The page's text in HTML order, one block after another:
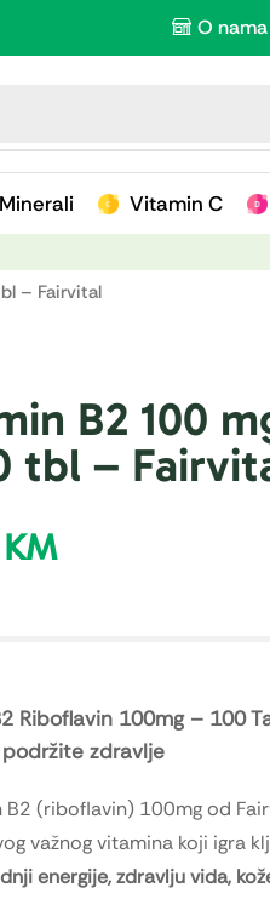
O nama
Vitamin C
– Fairvital
B2 100
tbl –
KM
Riboflavin 100mg – 100
zdravlje
B2 (riboflavin) 100mg od
važnog vitamina koji igra
energije, zdravlju vida,